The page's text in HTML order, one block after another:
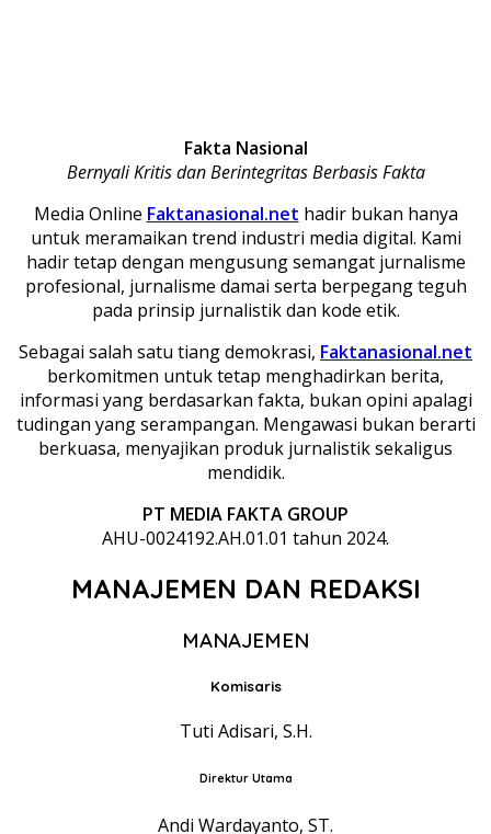
Fakta Nasional
Bernyali Kritis dan Berintegritas Berbasis Fakta
Media Online Faktanasional.net hadir bukan hanya
untuk meramaikan trend industri media digital. Kami
hadir tetap dengan mengusung semangat jurnalisme
profesional, jurnalisme damai serta berpegang teguh
pada prinsip jurnalistik dan kode etik.
Sebagai salah satu tiang demokrasi, Faktanasional.net
berkomitmen untuk tetap menghadirkan berita,
informasi yang berdasarkan fakta, bukan opini apalagi
tudingan yang serampangan. Mengawasi bukan berarti
berkuasa, menyajikan produk jurnalistik sekaligus
mendidik.
PT MEDIA FAKTA GROUP
AHU-0024192.AH.01.01 tahun 2024.
MANAJEMEN DAN REDAKSI
MANAJEMEN
Komisaris
Tuti Adisari, S.H.
Direktur Utama
Andi Wardayanto, ST.